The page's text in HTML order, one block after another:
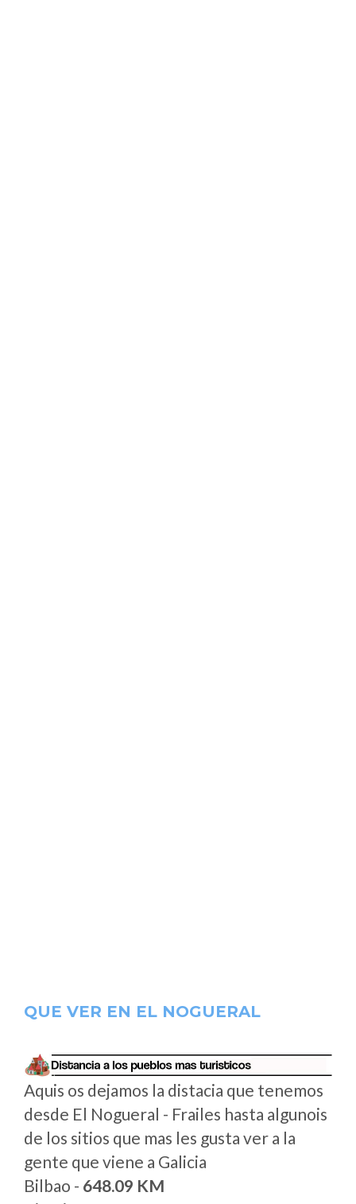
QUE VER EN EL NOGUERAL
Aquis os dejamos la distacia que tenemos
desde El Nogueral - Frailes hasta algunois
de los sitios que mas les gusta ver a la
gente que viene a Galicia
Bilbao - 648.09 KM